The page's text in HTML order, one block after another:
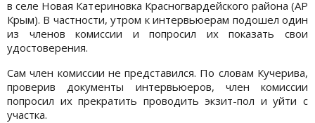
в селе Новая Катериновка Красногвардейского района (АР
Крым). В частности, утром к интервьюерам подошел один
из членов комиссии и попросил их показать свои
удостоверения.
Сам член комиссии не представился. По словам Кучерива,
проверив документы интервьюеров, член комиссии
попросил их прекратить проводить экзит-пол и уйти с
участка.